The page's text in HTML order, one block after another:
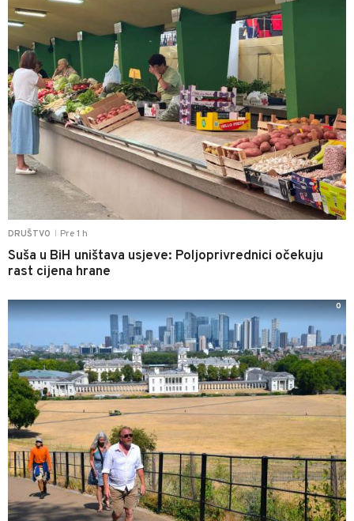
DRUŠTVO Pre 1 h
Suša u BiH uništava usjeve: Poljoprivrednici očekuju
rast cijena hrane
0